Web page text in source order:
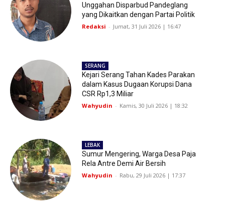
Unggahan Disparbud Pandeglang
yang Dikaitkan dengan Partai Politik
Redaksi - Jumat, 31 Juli 2026 | 16:47
SERANG
Kejari Serang Tahan Kades Parakan
dalam Kasus Dugaan Korupsi Dana
CSR Rp1,3 Miliar
Wahyudin - Kamis, 30 Juli 2026 | 18:32
LEBAK
Sumur Mengering, Warga Desa Paja
Rela Antre Demi Air Bersih
Wahyudin - Rabu, 29 Juli 2026 | 17:37